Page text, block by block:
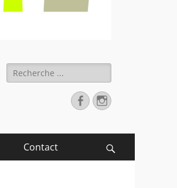
Rechercher :
FacebookInstagram
Contact